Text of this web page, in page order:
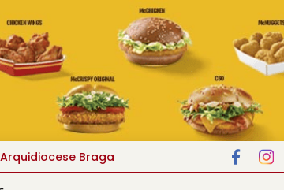
Arquidiocese Braga